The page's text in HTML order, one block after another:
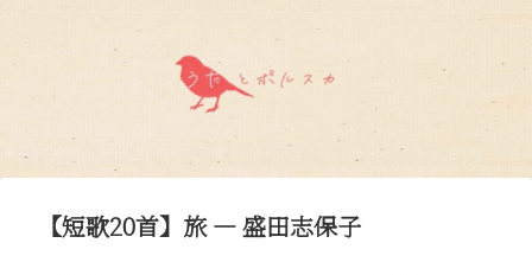
【短歌20首】旅 — 盛田志保子